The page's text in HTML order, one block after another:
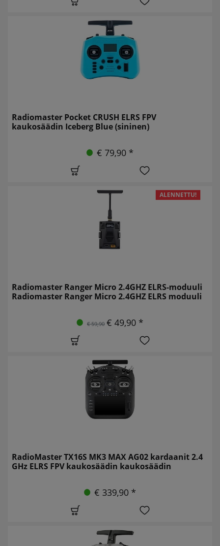
Radiomaster Pocket CRUSH ELRS FPV
kaukosäädin Iceberg Blue (sininen)
€ 79,90 *
ALENNETTU!
Radiomaster Ranger Micro 2.4GHZ ELRS-moduuli
Radiomaster Ranger Micro 2.4GHZ ELRS moduuli
€ 59,90 € 49,90 *
RadioMaster TX16S MK3 MAX AG02 kardaanit 2.4
GHz ELRS FPV kaukosäädin kaukosäädin
€ 339,90 *